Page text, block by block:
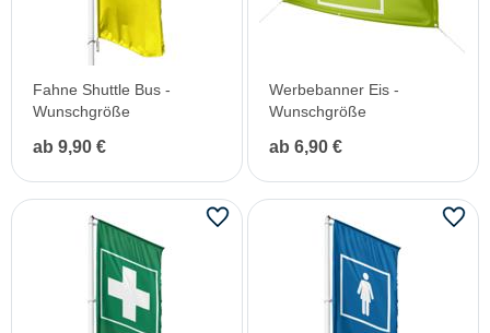
Fahne Shuttle Bus -
Wunschgröße
ab 9,90 €
Werbebanner Eis -
Wunschgröße
ab 6,90 €